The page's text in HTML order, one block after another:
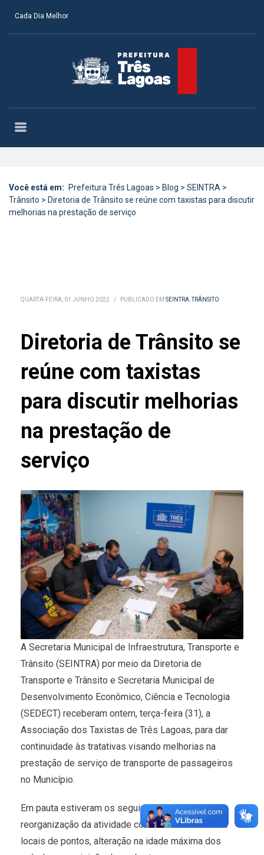
Cada Dia Melhor
Você está em: Prefeitura Três Lagoas > Blog > SEINTRA >
Trânsito > Diretoria de Trânsito se reúne com taxistas para discutir
melhorias na prestação de serviço
QUARTA-FEIRA, 01 JUNHO 2022 / PUBLICADO EM SEINTRA,TRÂNSITO
Diretoria de Trânsito se
reúne com taxistas
para discutir melhorias
na prestação de
serviço
A Secretaria Municipal de Infraestrutura, Transporte e
Trânsito (SEINTRA) por meio da Diretoria de
Transporte e Trânsito e Secretaria Municipal de
Desenvolvimento Econômico, Ciência e Tecnologia
(SEDECT) receberam ontem, terça-feira (31), a
Associação dos Taxistas de Três Lagoas, para dar
continuidade às tratativas visando melhorias na
prestação de serviço de transporte de passageiros
no Município.
Em pauta estiveram os seguintes assuntos:
reorganização da atividade com abertura de novos
locais de pontos, alteração na idade máxima dos